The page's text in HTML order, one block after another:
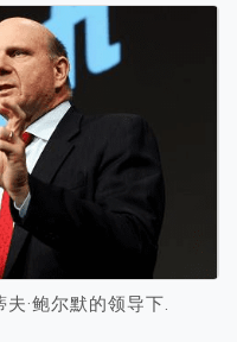
·鲍尔默的领导下.